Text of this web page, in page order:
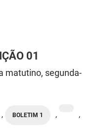
01
matutino, segunda-
, BOLETIM 1 , ,